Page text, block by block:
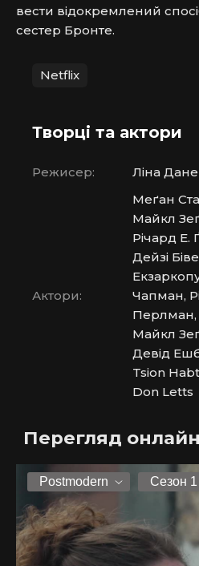
вести відокремлений
сестер Бронте.
Netflix
Творці та актори
Режисер: Ліна
Актори:
Меґан
Майкл
Річард Е.
Дейзі
Чапман,
Майкл
Девід
Tsion
Don Letts
Перегляд